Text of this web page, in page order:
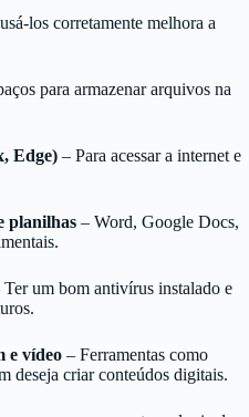
los corretamente melhora a
para armazenar arquivos na
Edge) – Para acessar a internet e
planilhas – Word, Google Docs,
Ter um bom antivírus instalado e
e vídeo – Ferramentas como
deseja criar conteúdos digitais.